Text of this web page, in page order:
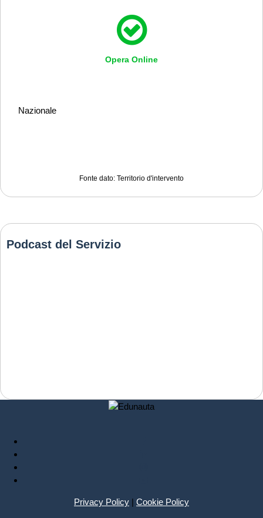
Opera Online
Nazionale
Fonte dato: Territorio d'intervento
Podcast del Servizio
Privacy Policy | Cookie Policy